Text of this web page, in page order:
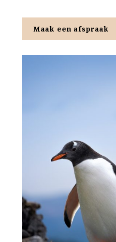
Maak een afspraak